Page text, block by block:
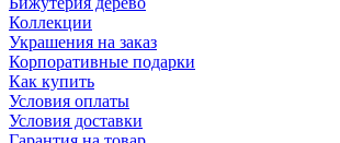
Коллекции
Украшения на заказ
Корпоративные подарки
Как купить
Условия оплаты
Условия доставки